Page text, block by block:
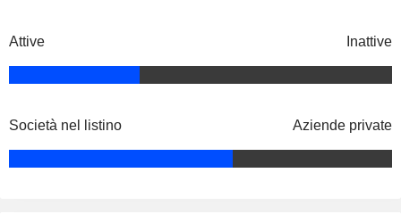
Attive Inattive
Società nel listino Aziende private